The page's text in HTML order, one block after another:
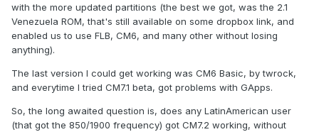
with the more updated partitions (the best we got, was the 2.1
Venezuela ROM, that's still available on some dropbox link, and
enabled us to use FLB, CM6, and many other without losing
anything).
The last version I could get working was CM6 Basic, by twrock,
and everytime I tried CM7.1 beta, got problems with GApps.
So, the long awaited question is, does any LatinAmerican user
(that got the 850/1900 frequency) got CM7.2 working, without